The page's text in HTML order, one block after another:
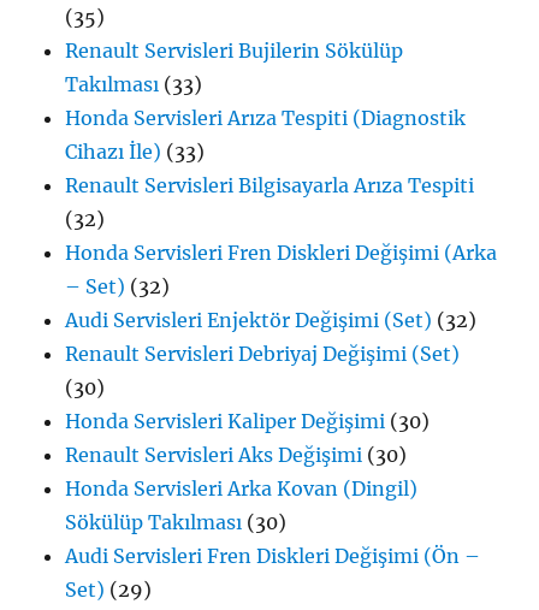
(35)
Renault Servisleri Bujilerin Sökülüp
Takılması (33)
Honda Servisleri Arıza Tespiti (Diagnostik
Cihazı İle) (33)
Renault Servisleri Bilgisayarla Arıza Tespiti
(32)
Honda Servisleri Fren Diskleri Değişimi (Arka
– Set) (32)
Audi Servisleri Enjektör Değişimi (Set) (32)
Renault Servisleri Debriyaj Değişimi (Set)
(30)
Honda Servisleri Kaliper Değişimi (30)
Renault Servisleri Aks Değişimi (30)
Honda Servisleri Arka Kovan (Dingil)
Sökülüp Takılması (30)
Audi Servisleri Fren Diskleri Değişimi (Ön –
Set) (29)